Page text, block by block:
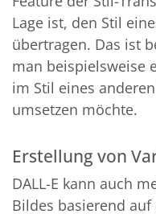
Lage ist, den Stil
übertragen. Das ist
man beispielsweise
im Stil eines
umsetzen möchte.
Erstellung von
DALL-E kann auch
Bildes basierend